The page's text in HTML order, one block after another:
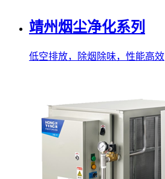
靖州烟尘净化系列
低空排放，除烟除味，性能高效